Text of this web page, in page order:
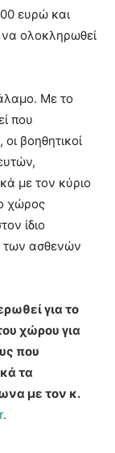
ευρώ και
να ολοκληρωθεί
Με το
που
βοηθητικοί
με τον κύριο
χώρος
ίδιο
των ασθενών
για το
χώρου για
που
τα
με τον κ.
.